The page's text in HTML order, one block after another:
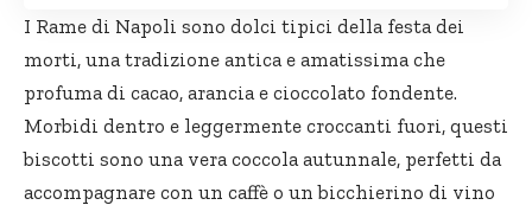
I Rame di Napoli sono dolci tipici della festa dei
morti, una tradizione antica e amatissima che
profuma di cacao, arancia e cioccolato fondente.
Morbidi dentro e leggermente croccanti fuori, questi
biscotti sono una vera coccola autunnale, perfetti da
accompagnare con un caffè o un bicchierino di vino